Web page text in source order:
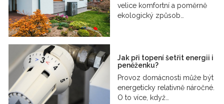
velice komfortní a poměrně
ekologický způsob…
Jak při topení šetřit energii i
peněženku?
Provoz domácnosti může být
energeticky relativně náročné.
O to více, když…